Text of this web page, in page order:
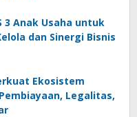
3 Anak Usaha untuk
dan Sinergi Bisnis
Ekosistem
Legalitas,